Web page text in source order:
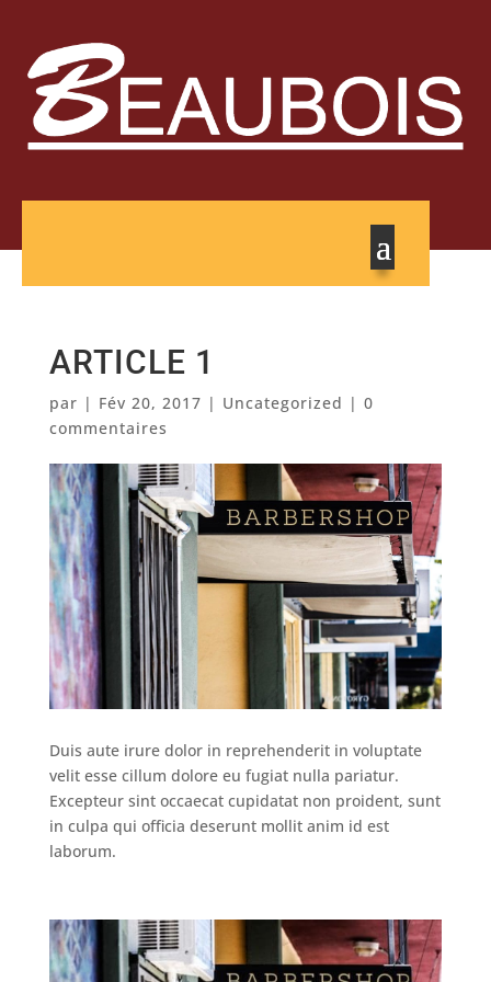
ARTICLE 1
par | Fév 20, 2017 | Uncategorized | 0
commentaires
Duis aute irure dolor in reprehenderit in voluptate
velit esse cillum dolore eu fugiat nulla pariatur.
Excepteur sint occaecat cupidatat non proident, sunt
in culpa qui officia deserunt mollit anim id est
laborum.